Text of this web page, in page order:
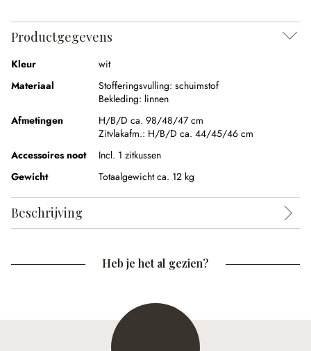
Productgegevens
Kleur
wit
Materiaal
Stofferingsvulling: schuimstof
Bekleding: linnen
Afmetingen
H/B/D ca. 98/48/47 cm
Zitvlakafm.: H/B/D ca. 44/45/46 cm
Accessoires noot
Incl. 1 zitkussen
Gewicht
Totaalgewicht ca. 12 kg
Beschrijving
Heb je het al gezien?